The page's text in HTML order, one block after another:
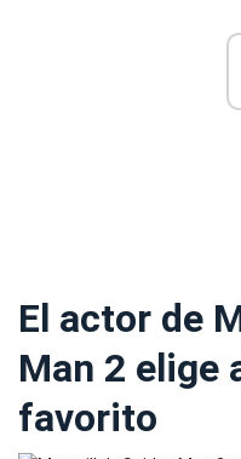
El actor de
Man 2 elige
favorito